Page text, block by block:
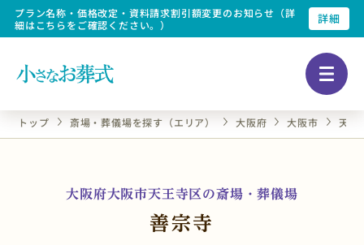
プラン名称・価格改定・資料請求割引額変更のお知らせ（詳
細はこちらをご確認ください。）
詳細
トップ 斎場・葬儀場を探す（エリア） 大阪府 大阪市 天王
大阪府大阪市天王寺区の斎場・葬儀場
善宗寺